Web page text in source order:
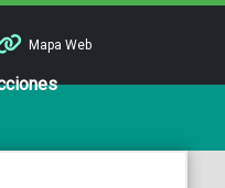
Mapa Web